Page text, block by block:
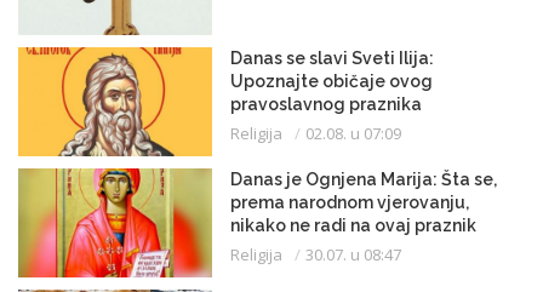
Danas se slavi Sveti Ilija:
Upoznajte običaje ovog
pravoslavnog praznika
Religija 02.08. u 07:09
Danas je Ognjena Marija: Šta se,
prema narodnom vjerovanju,
nikako ne radi na ovaj praznik
Religija 30.07. u 08:47